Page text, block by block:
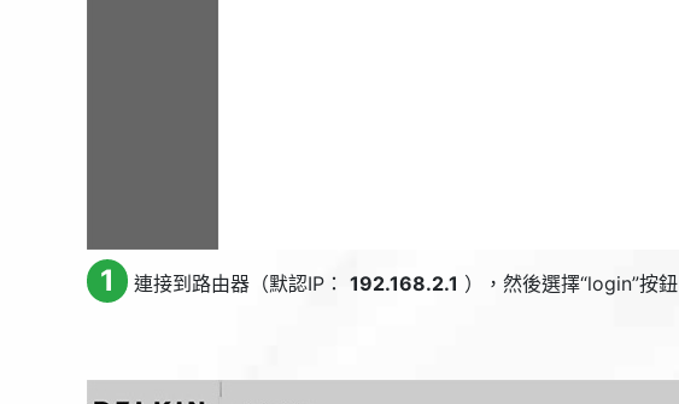
1 連接到路由器（默認IP： 192.168.2.1 ），然後選擇“login”按鈕